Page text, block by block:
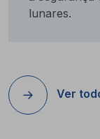
lunares.
Ver